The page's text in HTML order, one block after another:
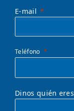
E-mail
Teléfono
Dinos quién eres